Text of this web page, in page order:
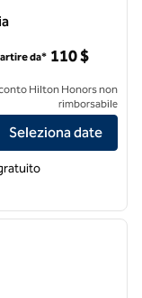
Dayton-Vandalia
da* 110 $
Hilton Honors non
rimborsabile
Seleziona date